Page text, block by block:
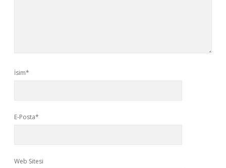
İsim*
E-Posta*
Web Sitesi